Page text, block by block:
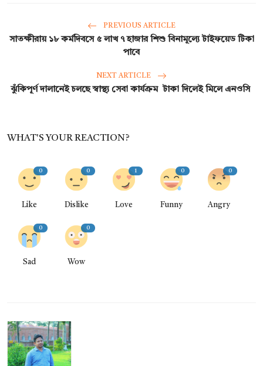
PREVIOUS ARTICLE
সাতক্ষীরায় ১৮ কর্মদিবসে ৫ লাখ ৭ হাজার শিশু বিনামূল্যে টাইফয়েড টিকা
পাবে
NEXT ARTICLE
ঝুঁকিপূর্ণ দালানেই চলছে স্বাস্থ্য সেবা কার্যক্রম টাকা দিলেই মিলে এনওসি
WHAT'S YOUR REACTION?
0
Like
0
Dislike
1
Love
0
Funny
0
Angry
0
Sad
0
Wow